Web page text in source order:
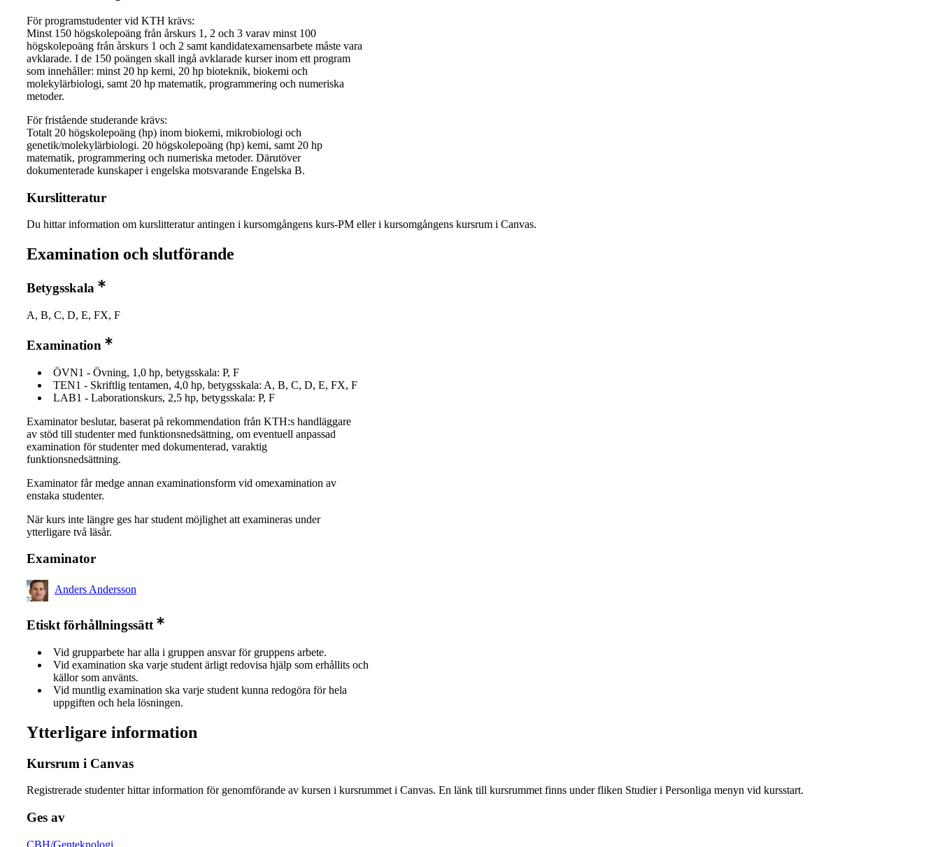
För programstudenter vid KTH krävs:
Minst 150 högskolepoäng från årskurs 1, 2 och 3 varav minst 100
högskolepoäng från årskurs 1 och 2 samt kandidatexamensarbete måste vara
avklarade. I de 150 poängen skall ingå avklarade kurser inom ett program
som innehåller: minst 20 hp kemi, 20 hp bioteknik, biokemi och
molekylärbiologi, samt 20 hp matematik, programmering och numeriska
metoder.
För fristående studerande krävs:
Totalt 20 högskolepoäng (hp) inom biokemi, mikrobiologi och
genetik/molekylärbiologi. 20 högskolepoäng (hp) kemi, samt 20 hp
matematik, programmering och numeriska metoder. Därutöver
dokumenterade kunskaper i engelska motsvarande Engelska B.
Kurslitteratur
Du hittar information om kurslitteratur antingen i kursomgångens kurs-PM eller i kursomgångens kursrum i Canvas.
Examination och slutförande
Betygsskala
A, B, C, D, E, FX, F
Examination
ÖVN1 - Övning, 1,0 hp, betygsskala: P, F
TEN1 - Skriftlig tentamen, 4,0 hp, betygsskala: A, B, C, D, E, FX, F
LAB1 - Laborationskurs, 2,5 hp, betygsskala: P, F
Examinator beslutar, baserat på rekommendation från KTH:s handläggare
av stöd till studenter med funktionsnedsättning, om eventuell anpassad
examination för studenter med dokumenterad, varaktig
funktionsnedsättning.
Examinator får medge annan examinationsform vid omexamination av
enstaka studenter.
När kurs inte längre ges har student möjlighet att examineras under
ytterligare två läsår.
Examinator
Anders Andersson
Etiskt förhållningssätt
Vid grupparbete har alla i gruppen ansvar för gruppens arbete.
Vid examination ska varje student ärligt redovisa hjälp som erhållits och
källor som använts.
Vid muntlig examination ska varje student kunna redogöra för hela
uppgiften och hela lösningen.
Ytterligare information
Kursrum i Canvas
Registrerade studenter hittar information för genomförande av kursen i kursrummet i Canvas. En länk till kursrummet finns under fliken Studier i Personliga menyn vid kursstart.
Ges av
CBH/Genteknologi